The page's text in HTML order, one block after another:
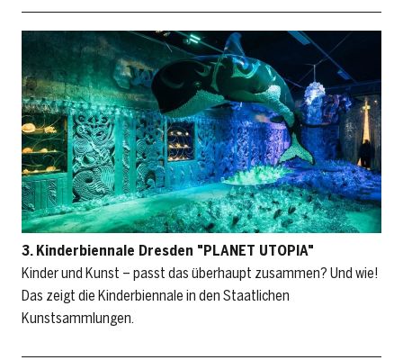
3. Kinderbiennale Dresden "PLANET UTOPIA"
Kinder und Kunst – passt das überhaupt zusammen? Und wie!
Das zeigt die Kinderbiennale in den Staatlichen
Kunstsammlungen.